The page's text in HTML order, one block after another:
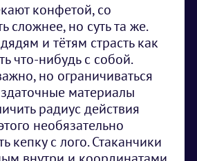
конфетой, со
сложнее, но суть та же.
и тётям страсть как
что-нибудь с собой.
но ограничиваться
материалы
радиус действия
необязательно
кепку с лого. Стаканчики